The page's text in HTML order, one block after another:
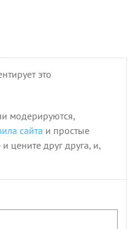
это
модерируются,
сайта и простые
цените друг друга, и,